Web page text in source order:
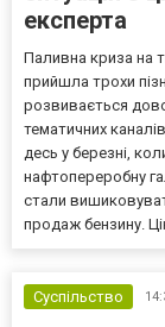
експерта
Паливна криза на
прийшла трохи
розвивається
тематичних
десь у березні,
нафтопереробну
стали
продаж бензину.
Суспільство